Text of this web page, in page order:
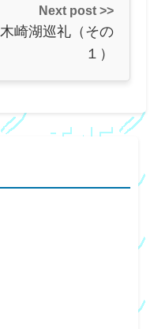
Next post >>
木崎湖巡礼（その
１）